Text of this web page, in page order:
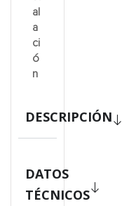
al
a
ci
ó
n
DESCRIPCIÓN
DATOS
TÉCNICOS